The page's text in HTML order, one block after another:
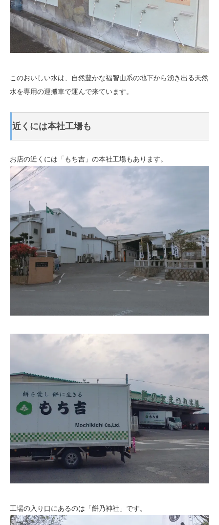
このおいしい水は、自然豊かな福智山系の地下から湧き出る天然
水を専用の運搬車で運んで来ています。
近くには本社工場も
お店の近くには「もち吉」の本社工場もあります。
工場の入り口にあるのは「餅乃神社」です。